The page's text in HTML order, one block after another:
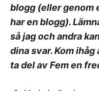
blogg (eller genom
har en blogg).
så jag och andra
dina svar. Kom
ta del av Fem en